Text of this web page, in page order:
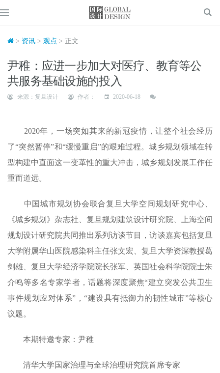
> 资讯 > 观点 > 正文
尹稚：应进一步加大对医疗、教育等公
共服务基础设施的投入
来源：复旦设计 作者： 2020-06-18
2020年，一场突如其来的新冠疫情，让整个社会经历
了“突然暂停”和“缓慢重启”的艰难过程。城乡规划领域在转
型构建中直面这一变革性的重大冲击，城乡规划发展工作任
重而道远。
中国城市规划协会联合复旦大学空间规划研究中心、
《城乡规划》杂志社、复旦规划建筑设计研究院、上海空间
规划设计研究院共同推出系列访谈节目，访谈嘉宾包括复旦
大学附属华山医院感染科主任张文宏、复旦大学资深教授葛
剑雄、复旦大学经济学院院长张军、英国社会科学院院士朱
介鸣等多名专家学者，话题将深度聚焦“建立突发公共卫生
事件规划应对体系”，“建设具有抵御力的韧性城市”等核心
议题。
本期特邀专家：尹稚
清华大学国家治理与全球治理研究院首席专家